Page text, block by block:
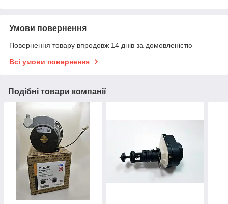
Умови повернення
Повернення товару впродовж 14 днів за домовленістю
Всі умови повернення
Подібні товари компанії